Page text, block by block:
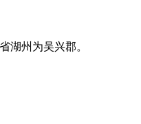
湖州为吴兴郡。